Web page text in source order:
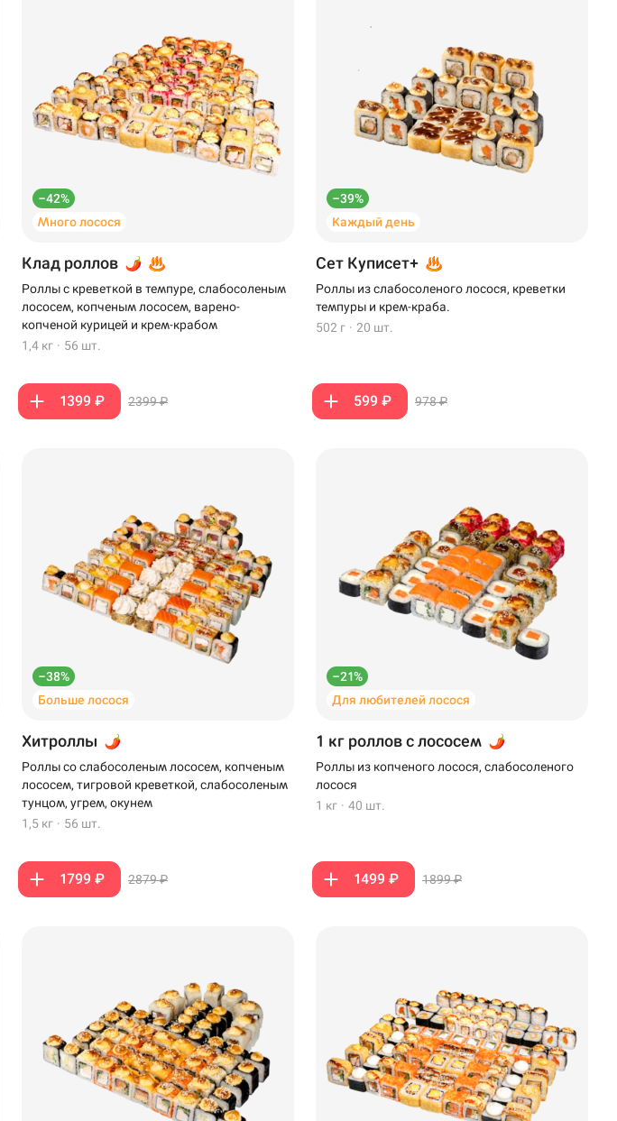
–42%
Много лосося
Клад роллов
Роллы с креветкой в темпуре, слабосоленым
лососем, копченым лососем, варено-
копченой курицей и крем-крабом
1,4 кг · 56 шт.
1399 ₽ 2399 ₽
–39%
Каждый день
Сет Куписет+
Роллы из слабосоленого лосося, креветки
темпуры и крем-краба.
502 г · 20 шт.
599 ₽ 978 ₽
–38%
Больше лосося
Хитроллы
Роллы со слабосоленым лососем, копченым
лососем, тигровой креветкой, слабосоленым
тунцом, угрем, окунем
1,5 кг · 56 шт.
1799 ₽ 2879 ₽
–21%
Для любителей лосося
1 кг роллов с лососем
Роллы из копченого лосося, слабосоленого
лосося
1 кг · 40 шт.
1499 ₽ 1899 ₽
299 ₽